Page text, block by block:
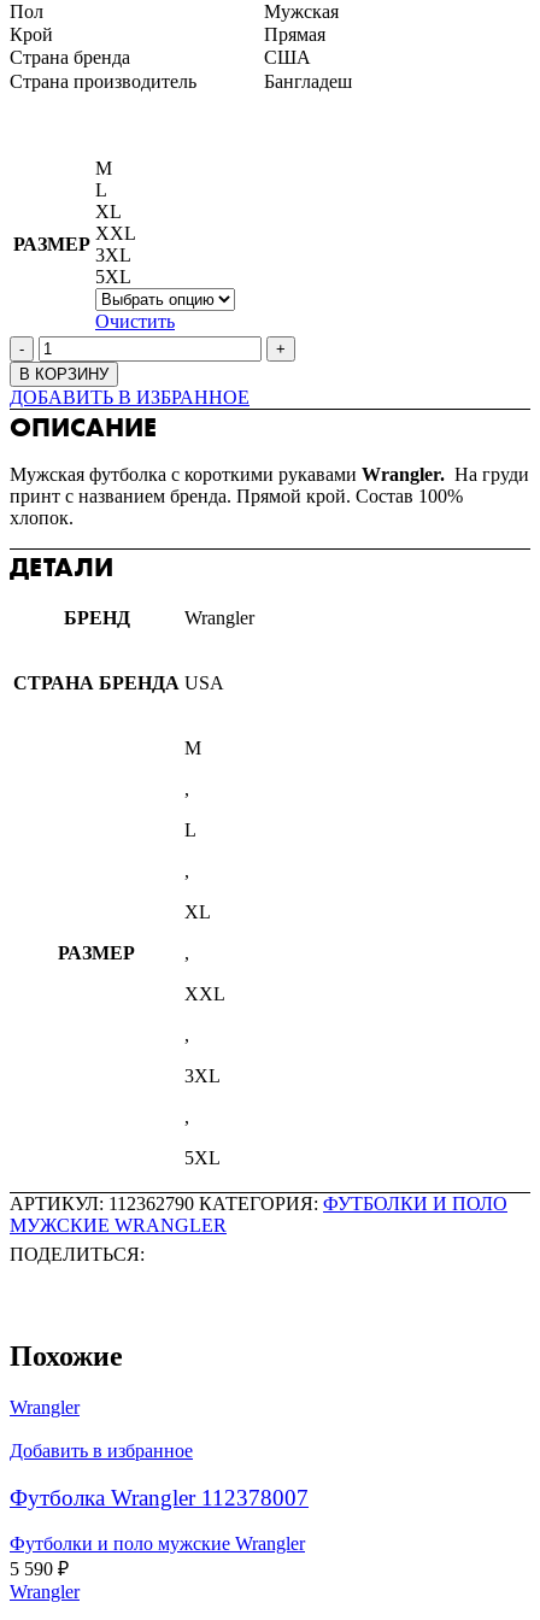
Пол
Мужская
Крой
Прямая
Страна бренда
США
Страна производитель
Бангладеш
РАЗМЕР
M
L
XL
XXL
3XL
5XL
Очистить
В КОРЗИНУ
ДОБАВИТЬ В ИЗБРАННОЕ
ОПИСАНИЕ
Мужская футболка с короткими рукавами Wrangler. На груди
принт с названием бренда. Прямой крой. Состав 100%
хлопок.
ДЕТАЛИ
БРЕНД Wrangler
СТРАНА БРЕНДА USA
РАЗМЕР
M
,
L
,
XL
,
XXL
,
3XL
,
5XL
АРТИКУЛ: 112362790 КАТЕГОРИЯ: ФУТБОЛКИ И ПОЛО
МУЖСКИЕ WRANGLER
ПОДЕЛИТЬСЯ:
Похожие
Wrangler
Добавить в избранное
Футболка Wrangler 112378007
Футболки и поло мужские Wrangler
5 590 ₽
Wrangler